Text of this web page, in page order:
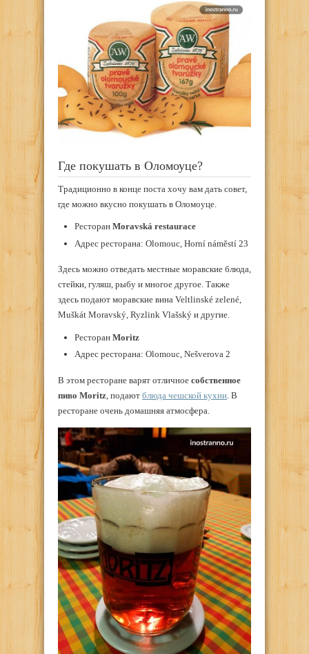
Где покушать в Оломоуце?
Традиционно в конце поста хочу вам дать совет,
где можно вкусно покушать в Оломоуце.
Ресторан Moravská restaurace
Адрес ресторана: Olomouc, Horní náměstí 23
Здесь можно отведать местные моравские блюда,
стейки, гуляш, рыбу и многое другое. Также
здесь подают моравские вина Veltlinské zelené,
Muškát Moravský, Ryzlink Vlašský и другие.
Ресторан Moritz
Адрес ресторана: Olomouc, Nešverova 2
В этом ресторане варят отличное собственное
пиво Moritz, подают блюда чешской кухни. В
ресторане очень домашняя атмосфера.